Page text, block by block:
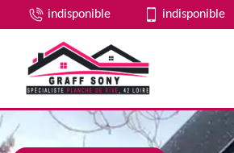
indisponible indisponible